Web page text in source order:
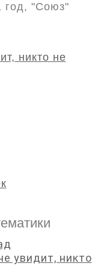
год, "Союз"
никто не
увидит, никто